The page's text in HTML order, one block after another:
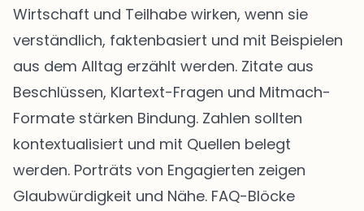
Wirtschaft und Teilhabe wirken, wenn sie
verständlich, faktenbasiert und mit Beispielen
aus dem Alltag erzählt werden. Zitate aus
Beschlüssen, Klartext-Fragen und Mitmach-
Formate stärken Bindung. Zahlen sollten
kontextualisiert und mit Quellen belegt
werden. Porträts von Engagierten zeigen
Glaubwürdigkeit und Nähe. FAQ-Blöcke